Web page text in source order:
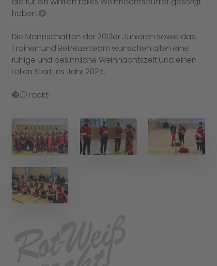
haben.😋
Die Mannschaften der 2013er Junioren sowie das
Trainer-und Betreuerteam wünschen allen eine
ruhige und besinnliche Weihnachtszeit und einen
tollen Start ins Jahr 2025.
🔴⚪️ rockt!